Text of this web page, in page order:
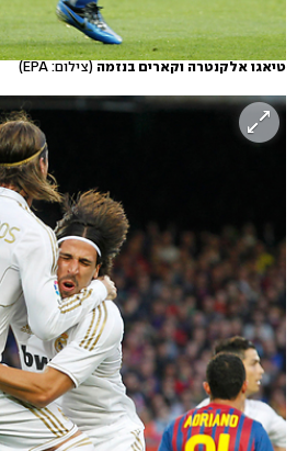
טיאגו אלקנטרה וקארים בנזמה(צילום: EPA)